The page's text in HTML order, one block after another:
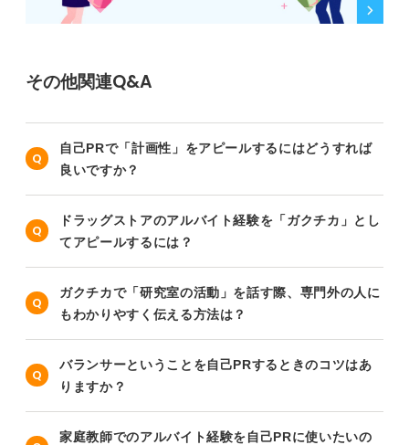
その他関連Q&A
自己PRで「計画性」をアピールするにはどうすれば
良いですか？
ドラッグストアのアルバイト経験を「ガクチカ」とし
てアピールするには？
ガクチカで「研究室の活動」を話す際、専門外の人に
もわかりやすく伝える方法は？
バランサーということを自己PRするときのコツはあ
りますか？
家庭教師でのアルバイト経験を自己PRに使いたいの